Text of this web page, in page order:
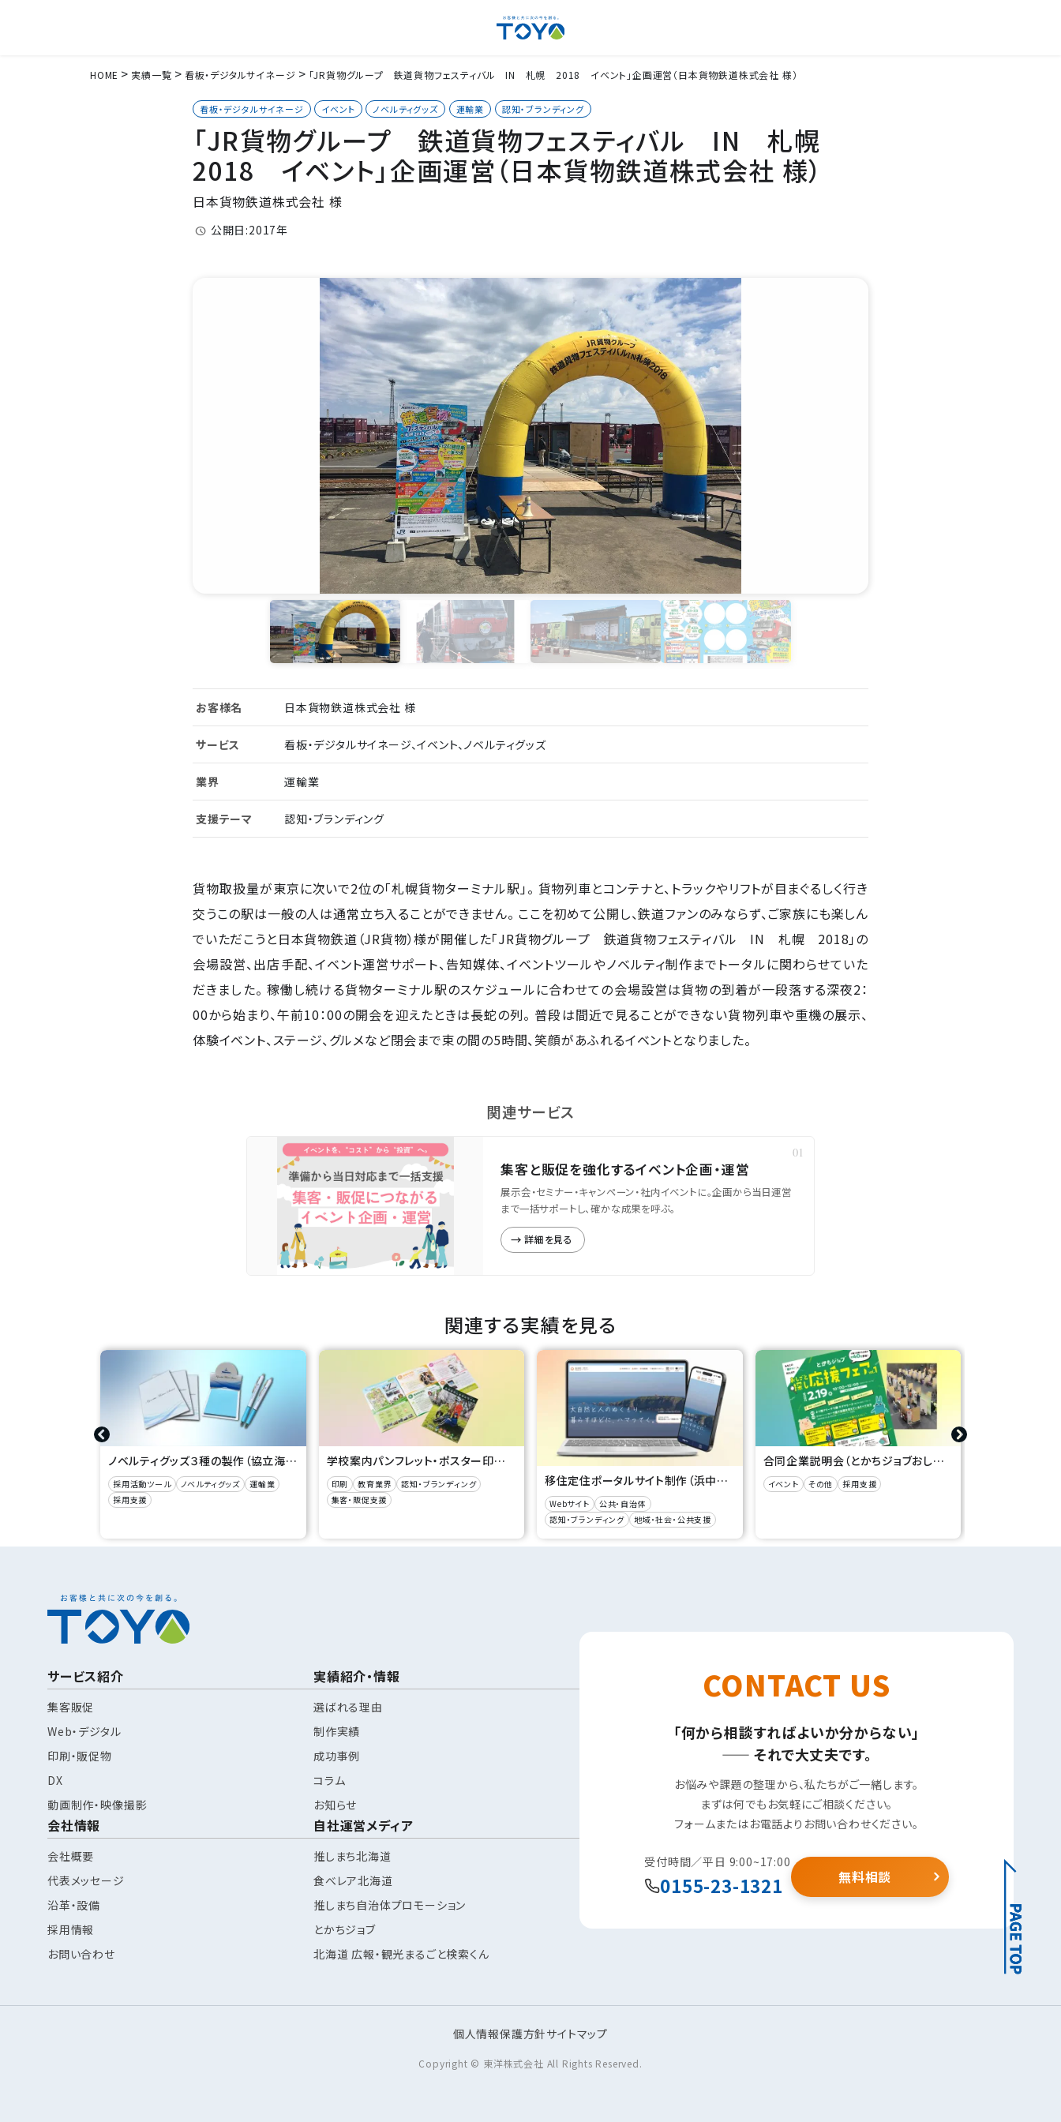
HOME 実績一覧 看板・デジタルサイネージ 「JR貨物グループ 鉄道貨物フェスティバル IN 札幌 2018 イベント」企画運営（日本貨物鉄道株式会社 様）
看板・デジタルサイネージ イベント ノベルティグッズ 運輸業 認知・ブランディング
「JR貨物グループ 鉄道貨物フェスティバル IN 札幌
2018 イベント」企画運営（日本貨物鉄道株式会社 様）
日本貨物鉄道株式会社 様
公開日:2017年
お客様名 日本貨物鉄道株式会社 様
サービス 看板・デジタルサイネージ、イベント、ノベルティグッズ
業界 運輸業
支援テーマ 認知・ブランディング
貨物取扱量が東京に次いで2位の「札幌貨物ターミナル駅」。 貨物列車とコンテナと、トラックやリフトが目まぐるしく行き
交うこの駅は一般の人は通常立ち入ることができません。 ここを初めて公開し、鉄道ファンのみならず、ご家族にも楽しん
でいただこうと日本貨物鉄道（JR貨物）様が開催した「JR貨物グループ 鉄道貨物フェスティバル IN 札幌 2018」の
会場設営、出店手配、イベント運営サポート、告知媒体、イベントツールやノベルティ制作までトータルに関わらせていた
だきました。 稼働し続ける貨物ターミナル駅のスケジュールに合わせての会場設営は貨物の到着が一段落する深夜2：
00から始まり、午前10：00の開会を迎えたときは長蛇の列。 普段は間近で見ることができない貨物列車や重機の展示、
体験イベント、ステージ、グルメなど閉会まで束の間の5時間、笑顔があふれるイベントとなりました。
関連サービス
集客と販促を強化するイベント企画・運営
展示会・セミナー・キャンペーン・社内イベントに。企画から当日運営
まで一括サポートし、確かな成果を呼ぶ。
詳細を見る
関連する実績を見る
ノベルティグッズ３種の製作（協立海上運輸㈱ 様）
採用活動ツール ノベルティグッズ
運輸業
採用支援
学校案内パンフレット・ポスター印刷作成（帯広農業高等学校 様）
印刷 教育業界
認知・ブランディング
集客・販促支援
移住定住ポータルサイト制作（浜中町役場 様）
Webサイト
公共・自治体
認知・ブランディング
地域・社会・公共支援
合同企業説明会（とかちジョブおしごと探し応援フェアvol.1）
イベント その他 採用支援
サービス紹介
集客販促
Web・デジタル
印刷・販促物
DX
動画制作・映像撮影
会社情報
会社概要
代表メッセージ
沿革・設備
採用情報
お問い合わせ
実績紹介・情報
選ばれる理由
制作実績
成功事例
コラム
お知らせ
自社運営メディア
推しまち北海道
食べレア北海道
推しまち自治体プロモーション
とかちジョブ
北海道 広報・観光まるごと検索くん
CONTACT US
「何から相談すればよいか分からない」
—— それで大丈夫です。
お悩みや課題の整理から、私たちがご一緒します。
まずは何でもお気軽にご相談ください。
フォームまたはお電話よりお問い合わせください。
受付時間／平日 9:00~17:00
0155-23-1321 無料相談
個人情報保護方針サイトマップ
Copyright © 東洋株式会社 All Rights Reserved.